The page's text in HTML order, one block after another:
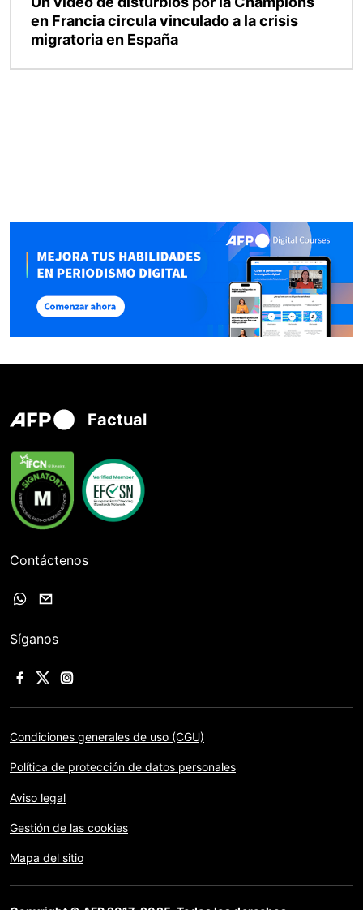
en Francia circula vinculado a la crisis
migratoria en España
Factual
Contáctenos
Síganos
Condiciones generales de uso (CGU)
Política de protección de datos personales
Aviso legal
Gestión de las cookies
Mapa del sitio